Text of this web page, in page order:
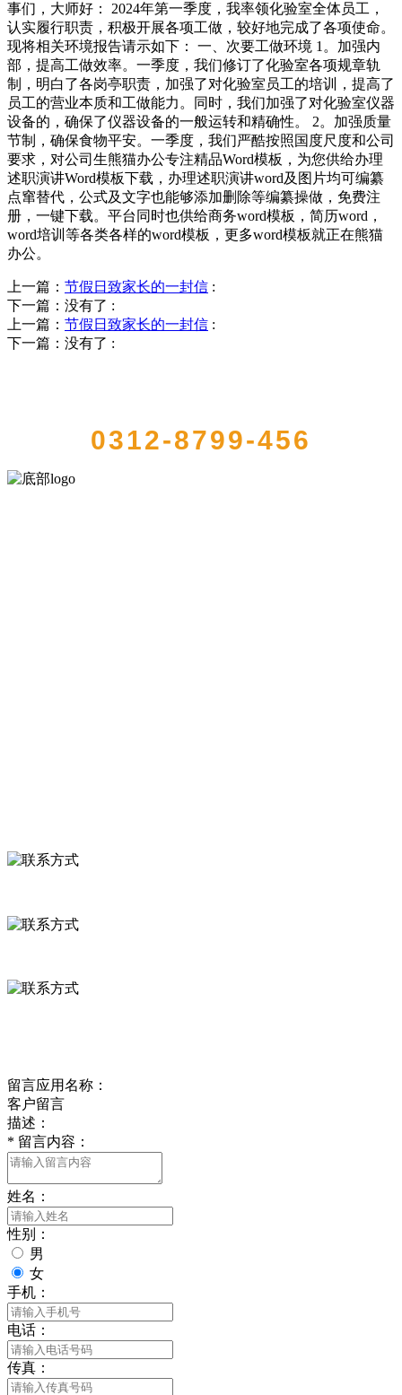
事们，大师好： 2024年第一季度，我率领化验室全体员工，
认实履行职责，积极开展各项工做，较好地完成了各项使命。
现将相关环境报告请示如下： 一、次要工做环境 1。加强内
部，提高工做效率。一季度，我们修订了化验室各项规章轨
制，明白了各岗亭职责，加强了对化验室员工的培训，提高了
员工的营业本质和工做能力。同时，我们加强了对化验室仪器
设备的，确保了仪器设备的一般运转和精确性。 2。加强质量
节制，确保食物平安。一季度，我们严酷按照国度尺度和公司
要求，对公司生熊猫办公专注精品Word模板，为您供给办理
述职演讲Word模板下载，办理述职演讲word及图片均可编纂
点窜替代，公式及文字也能够添加删除等编纂操做，免费注
册，一键下载。平台同时也供给商务word模板，简历word，
word培训等各类各样的word模板，更多word模板就正在熊猫
办公。
上一篇： 节假日致家长的一封信 :
下一篇：没有了 :
上一篇： 节假日致家长的一封信 :
下一篇：没有了 :
0312-8799-456
留言应用名称：
客户留言
描述：
* 留言内容：
姓名：
性别：
男
女
手机：
电话：
传真：